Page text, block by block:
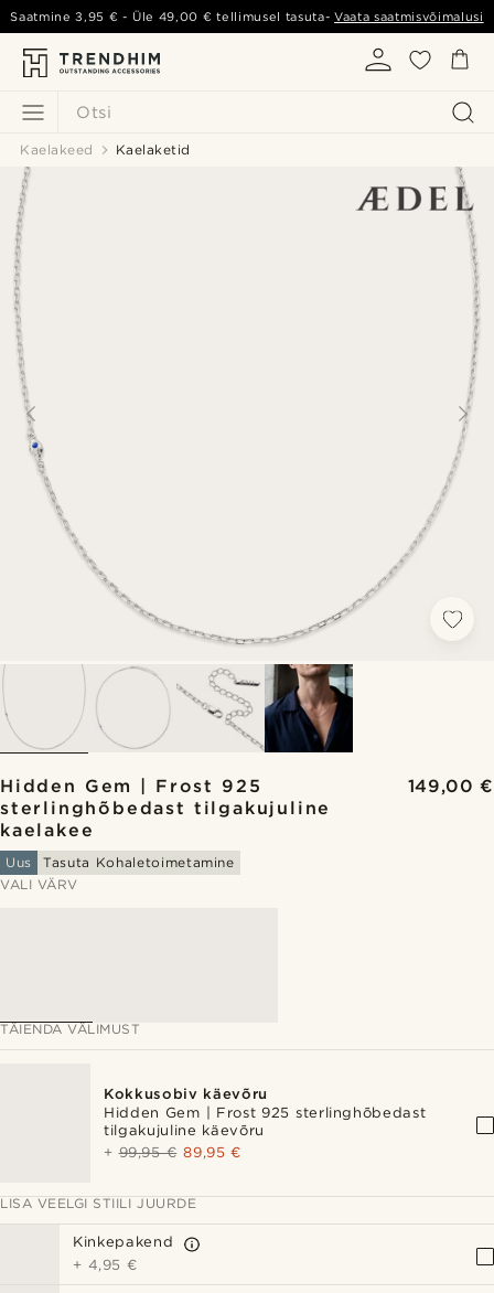
Otsi
Saatmine3,95 € - Üle 49,00 € tellimusel tasuta-Vaata saatmisvõimalusi
Kaelakeed Kaelaketid
Hidden Gem | Frost 925
sterlinghõbedast tilgakujuline
kaelakee
149,00 €
Uus
Tasuta Kohaletoimetamine
VALI VÄRV
TÄIENDA VÄLIMUST
Kokkusobiv käevõru
Hidden Gem | Frost 925 sterlinghõbedast
tilgakujuline käevõru
+99,95 € 89,95 €
LISA VEELGI STIILI JUURDE
Kinkepakend
+ 4,95 €